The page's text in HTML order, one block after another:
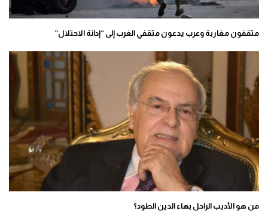
مثقفون مغاربة وعرب يدعون مثقفي الغرب إلى “إدانة الاحتلال”
من هو الأديب الراحل بهاء الدين الطود؟